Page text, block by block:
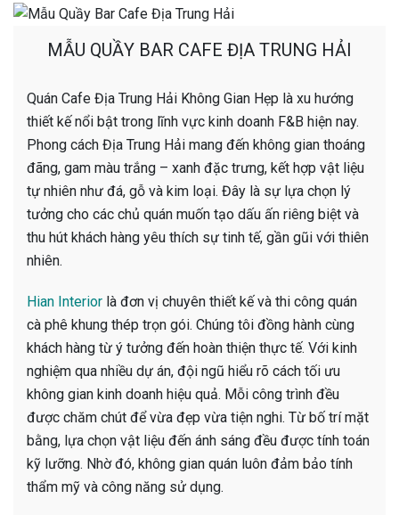
MẪU QUẦY BAR CAFE ĐỊA TRUNG HẢI
Quán Cafe Địa Trung Hải Không Gian Hẹp là xu hướng
thiết kế nổi bật trong lĩnh vực kinh doanh F&B hiện nay.
Phong cách Địa Trung Hải mang đến không gian thoáng
đãng, gam màu trắng – xanh đặc trưng, kết hợp vật liệu
tự nhiên như đá, gỗ và kim loại. Đây là sự lựa chọn lý
tưởng cho các chủ quán muốn tạo dấu ấn riêng biệt và
thu hút khách hàng yêu thích sự tinh tế, gần gũi với thiên
nhiên.
Hian Interior là đơn vị chuyên thiết kế và thi công quán
cà phê khung thép trọn gói. Chúng tôi đồng hành cùng
khách hàng từ ý tưởng đến hoàn thiện thực tế. Với kinh
nghiệm qua nhiều dự án, đội ngũ hiểu rõ cách tối ưu
không gian kinh doanh hiệu quả. Mỗi công trình đều
được chăm chút để vừa đẹp vừa tiện nghi. Từ bố trí mặt
bằng, lựa chọn vật liệu đến ánh sáng đều được tính toán
kỹ lưỡng. Nhờ đó, không gian quán luôn đảm bảo tính
thẩm mỹ và công năng sử dụng.